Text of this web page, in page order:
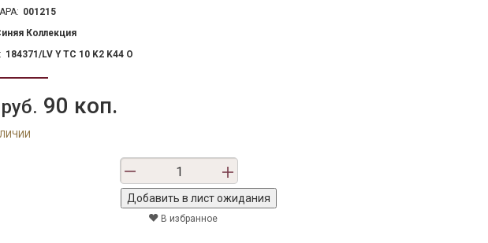
001215
Коллекция
184371/LV Y TC 10 K2 K44 O
руб. 90 коп.
В избранное